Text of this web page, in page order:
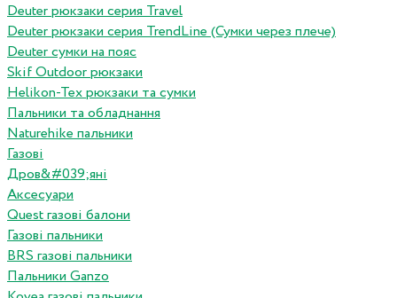
Deuter рюкзаки серия Travel
Deuter рюкзаки серия TrendLine (Сумки через плече)
Deuter сумки на пояс
Skif Outdoor рюкзаки
Helikon-Tex рюкзаки та сумки
Пальники та обладнання
Naturehike пальники
Газові
Дров&#039;яні
Аксесуари
Quest газові балони
Газові пальники
BRS газові пальники
Пальники Ganzo